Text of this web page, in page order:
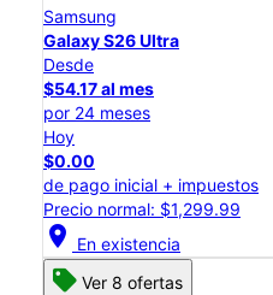
Samsung
Galaxy S26 Ultra
Desde
$54.17 al mes
por 24 meses
Hoy
$0.00
de pago inicial + impuestos
Precio normal: $1,299.99
location_on En existencia
Ver 8 ofertas